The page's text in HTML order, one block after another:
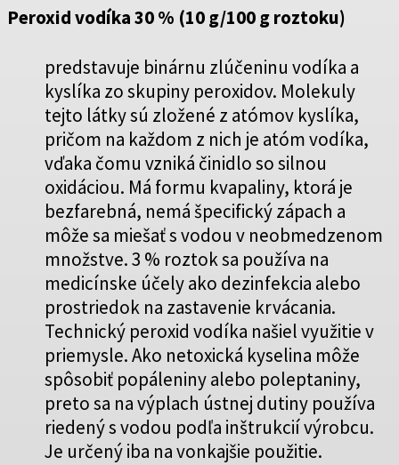
Peroxid vodíka 30 % (10 g/100 g roztoku)
predstavuje binárnu zlúčeninu vodíka a
kyslíka zo skupiny peroxidov. Molekuly
tejto látky sú zložené z atómov kyslíka,
pričom na každom z nich je atóm vodíka,
vďaka čomu vzniká činidlo so silnou
oxidáciou. Má formu kvapaliny, ktorá je
bezfarebná, nemá špecifický zápach a
môže sa miešať s vodou v neobmedzenom
množstve. 3 % roztok sa používa na
medicínske účely ako dezinfekcia alebo
prostriedok na zastavenie krvácania.
Technický peroxid vodíka našiel využitie v
priemysle. Ako netoxická kyselina môže
spôsobiť popáleniny alebo poleptaniny,
preto sa na výplach ústnej dutiny používa
riedený s vodou podľa inštrukcií výrobcu.
Je určený iba na vonkajšie použitie.